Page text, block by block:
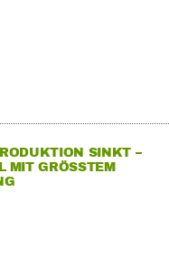
SINKT –
MIT GRÖSSTEM R